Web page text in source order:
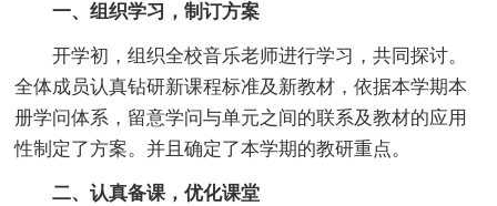
一、组织学习，制订方案
开学初，组织全校音乐老师进行学习，共同探讨。
全体成员认真钻研新课程标准及新教材，依据本学期本
册学问体系，留意学问与单元之间的联系及教材的应用
性制定了方案。并且确定了本学期的教研重点。
二、认真备课，优化课堂